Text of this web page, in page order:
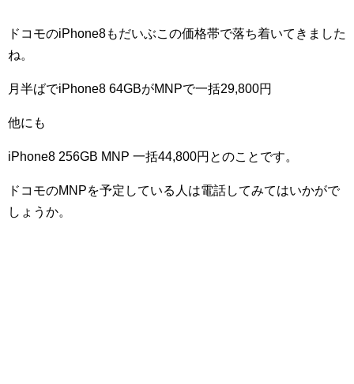
ドコモのiPhone8もだいぶこの価格帯で落ち着いてきました
ね。
月半ばでiPhone8 64GBがMNPで一括29,800円
他にも
iPhone8 256GB MNP 一括44,800円とのことです。
ドコモのMNPを予定している人は電話してみてはいかがで
しょうか。